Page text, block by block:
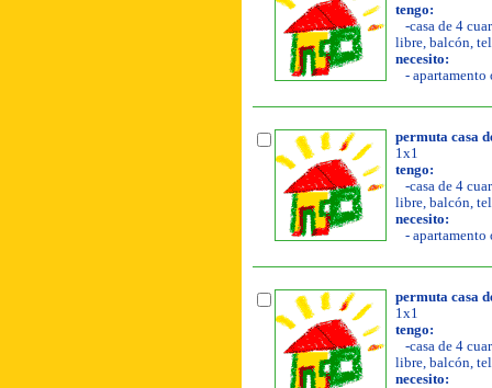
tengo:
-casa de 4
libre, balcón,
necesito:
- apartamento
permuta casa
1x1
tengo:
-casa de 4
libre, balcón,
necesito:
- apartamento
permuta casa
1x1
tengo:
-casa de 4
libre, balcón,
necesito: